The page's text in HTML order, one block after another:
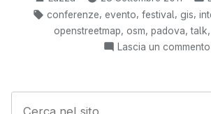
Vicenza
e
Padova”
da
Tag:
conferenze, evento, festival, gis,
openstreetmap osm padova ,talk
Lascia un commento